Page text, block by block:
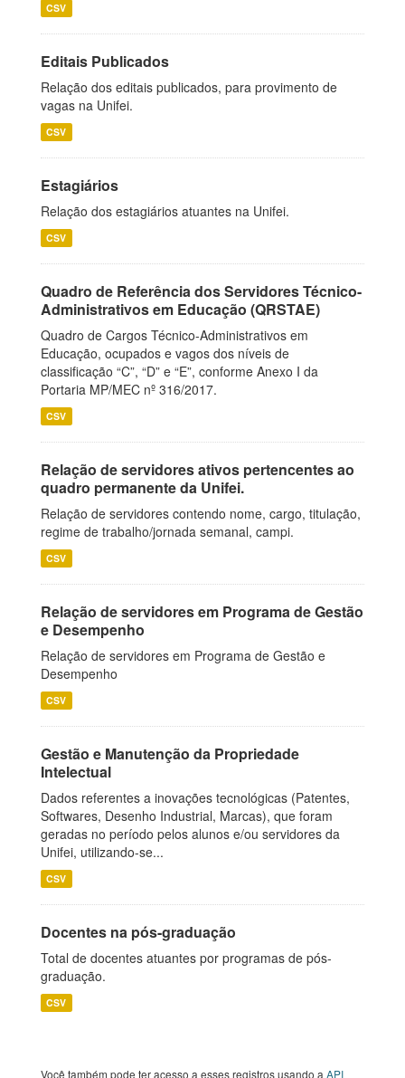
CSV
Editais Publicados
Relação dos editais publicados, para provimento de
vagas na Unifei.
CSV
Estagiários
Relação dos estagiários atuantes na Unifei.
CSV
Quadro de Referência dos Servidores Técnico-
Administrativos em Educação (QRSTAE)
Quadro de Cargos Técnico-Administrativos em
Educação, ocupados e vagos dos níveis de
classificação “C”, “D” e “E”, conforme Anexo I da
Portaria MP/MEC nº 316/2017.
CSV
Relação de servidores ativos pertencentes ao
quadro permanente da Unifei.
Relação de servidores contendo nome, cargo, titulação,
regime de trabalho/jornada semanal, campi.
CSV
Relação de servidores em Programa de Gestão
e Desempenho
Relação de servidores em Programa de Gestão e
Desempenho
CSV
Gestão e Manutenção da Propriedade
Intelectual
Dados referentes a inovações tecnológicas (Patentes,
Softwares, Desenho Industrial, Marcas), que foram
geradas no período pelos alunos e/ou servidores da
Unifei, utilizando-se...
CSV
Docentes na pós-graduação
Total de docentes atuantes por programas de pós-
graduação.
CSV
Você também pode ter acesso a esses registros usando a API